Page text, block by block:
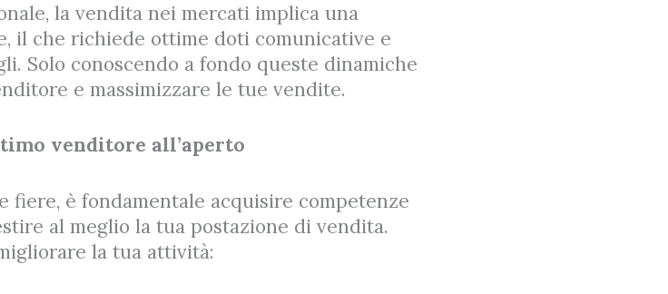
la vendita nei mercati implica una
il che richiede ottime doti comunicative e
Solo conoscendo a fondo queste dinamiche
e massimizzare le tue vendite.
venditore all’aperto
fiere, è fondamentale acquisire competenze
al meglio la tua postazione di vendita.
la tua attività: